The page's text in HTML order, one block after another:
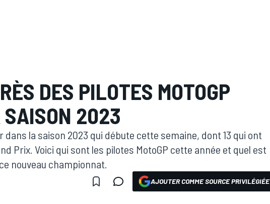
DES PILOTES MOTOGP
2023
dans la saison 2023 qui débute cette semaine, dont 13 qui ont
Prix. Voici qui sont les pilotes MotoGP cette année et quel est
nouveau championnat.
AJOUTER COMME SOURCE PRIVILÉGIÉE